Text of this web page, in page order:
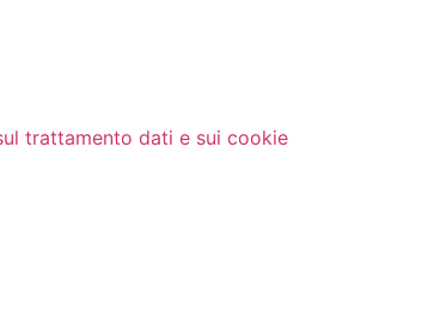
trattamento dati e sui cookie